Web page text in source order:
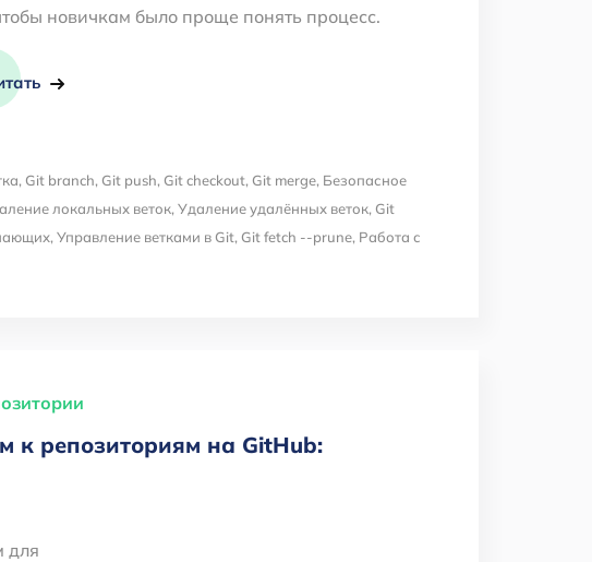
новичкам было проще понять процесс.
, Git branch, Git push, Git checkout, Git merge, Безопасное
локальных веток, Удаление удалённых веток, Git
, Управление ветками в Git, Git fetch --prune, Работа с
к репозиториям на GitHub:
для